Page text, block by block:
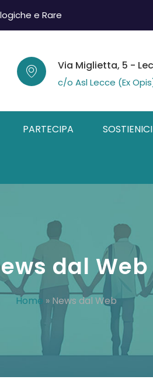
e Rare
Via Miglietta, 5 -
c/o Asl Lecce (Ex
PARTECIPA SOSTIENICI
dal Web
Home » News dal Web